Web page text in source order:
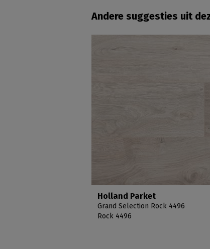
Andere suggesties uit
Holland Parket
Grand Selection Rock 4496
Rock 4496